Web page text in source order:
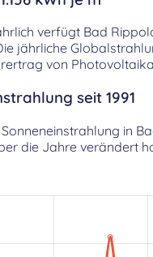
verfügt Bad
jährliche
von
seit 1991
in
die Jahre verändert